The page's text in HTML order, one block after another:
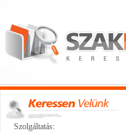
Szolgáltatás: